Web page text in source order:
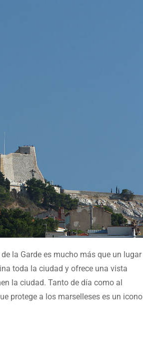
la Garde es mucho más que un lugar
toda la ciudad y ofrece una vista
la ciudad. Tanto de día como al
protege a los marselleses es un icono